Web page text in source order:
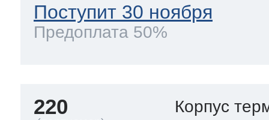
Поступит 30 ноября
Предоплата 50%
220
Корпус